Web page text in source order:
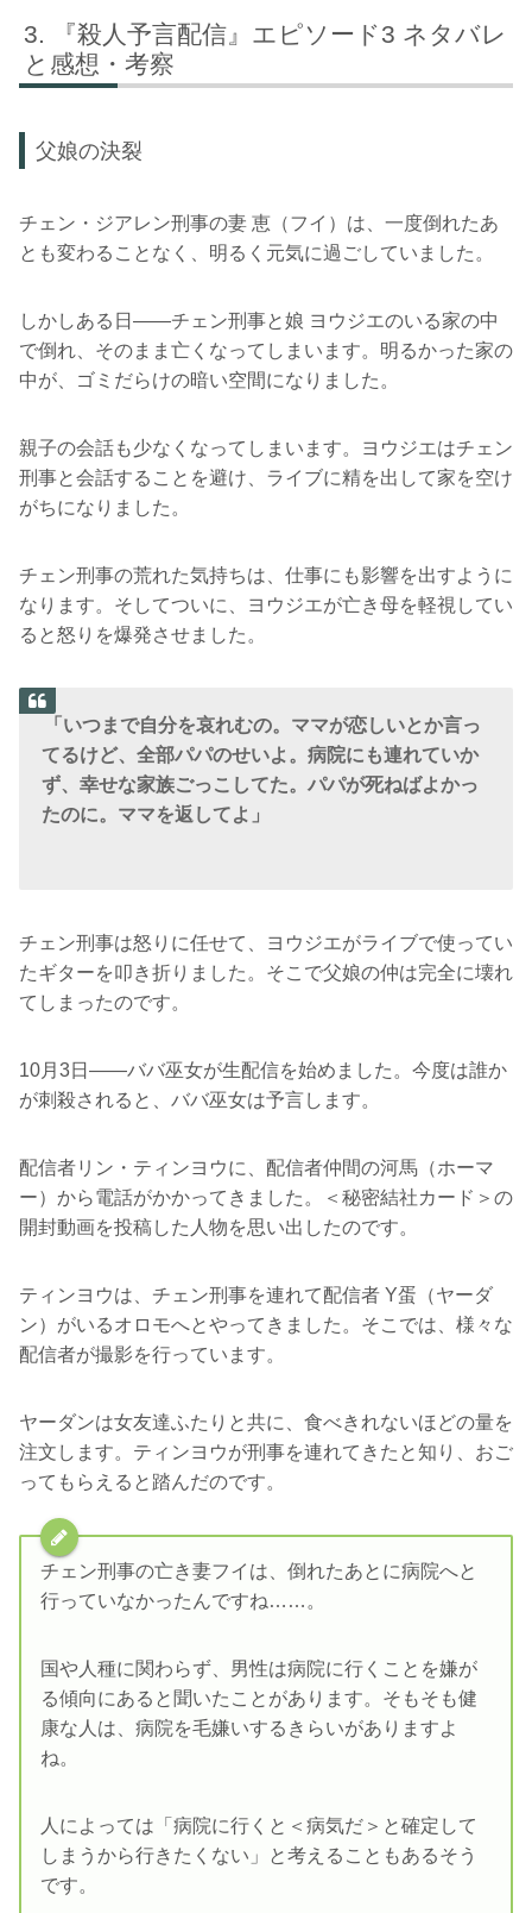
『殺人予言配信』エピソード3 ネタバレ
と感想・考察
父娘の決裂
チェン・ジアレン刑事の妻 恵（フイ）は、一度倒れたあ
とも変わることなく、明るく元気に過ごしていました。
しかしある日――チェン刑事と娘 ヨウジエのいる家の中
で倒れ、そのまま亡くなってしまいます。明るかった家の
中が、ゴミだらけの暗い空間になりました。
親子の会話も少なくなってしまいます。ヨウジエはチェン
刑事と会話することを避け、ライブに精を出して家を空け
がちになりました。
チェン刑事の荒れた気持ちは、仕事にも影響を出すように
なります。そしてついに、ヨウジエが亡き母を軽視してい
ると怒りを爆発させました。
「いつまで自分を哀れむの。ママが恋しいとか言っ
てるけど、全部パパのせいよ。病院にも連れていか
ず、幸せな家族ごっこしてた。パパが死ねばよかっ
たのに。ママを返してよ」
チェン刑事は怒りに任せて、ヨウジエがライブで使ってい
たギターを叩き折りました。そこで父娘の仲は完全に壊れ
てしまったのです。
10月3日――ババ巫女が生配信を始めました。今度は誰か
が刺殺されると、ババ巫女は予言します。
配信者リン・ティンヨウに、配信者仲間の河馬（ホーマ
ー）から電話がかかってきました。＜秘密結社カード＞の
開封動画を投稿した人物を思い出したのです。
ティンヨウは、チェン刑事を連れて配信者 Y蛋（ヤーダ
ン）がいるオロモへとやってきました。そこでは、様々な
配信者が撮影を行っています。
ヤーダンは女友達ふたりと共に、食べきれないほどの量を
注文します。ティンヨウが刑事を連れてきたと知り、おご
ってもらえると踏んだのです。
チェン刑事の亡き妻フイは、倒れたあとに病院へと
行っていなかったんですね……。
国や人種に関わらず、男性は病院に行くことを嫌が
る傾向にあると聞いたことがあります。そもそも健
康な人は、病院を毛嫌いするきらいがありますよ
ね。
人によっては「病院に行くと＜病気だ＞と確定して
しまうから行きたくない」と考えることもあるそう
です。